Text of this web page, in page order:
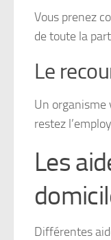
Vous prenez
de toute la
Le
Un organisme
restez
Les
Différentes